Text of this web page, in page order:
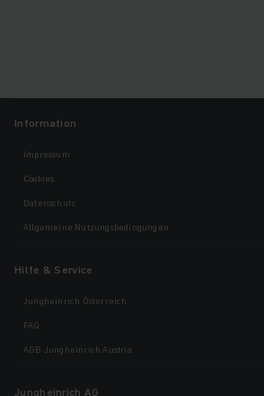
Information
Impressum
Cookies
Datenschutz
Allgemeine Nutzungsbedingungen
Hilfe & Service
Jungheinrich Österreich
FAQ
AGB Jungheinrich Austria
Jungheinrich AG